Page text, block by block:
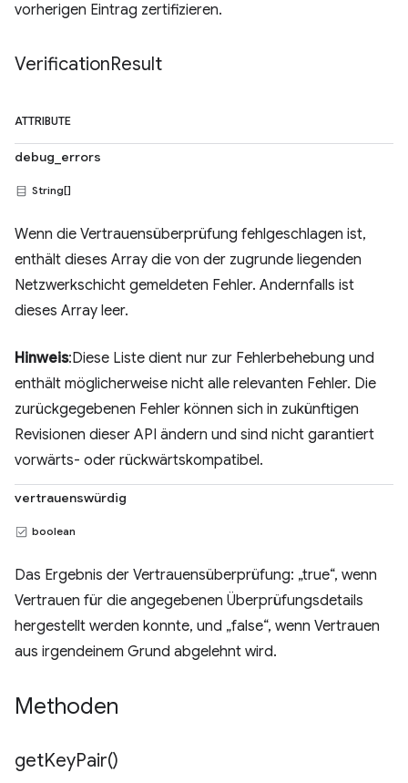
vorherigen Eintrag zertifizieren.
VerificationResult
ATTRIBUTE
debug_errors
String[]
Wenn die Vertrauensüberprüfung fehlgeschlagen ist,
enthält dieses Array die von der zugrunde liegenden
Netzwerkschicht gemeldeten Fehler. Andernfalls ist
dieses Array leer.
Hinweis:Diese Liste dient nur zur Fehlerbehebung und
enthält möglicherweise nicht alle relevanten Fehler. Die
zurückgegebenen Fehler können sich in zukünftigen
Revisionen dieser API ändern und sind nicht garantiert
vorwärts- oder rückwärtskompatibel.
vertrauenswürdig
boolean
Das Ergebnis der Vertrauensüberprüfung: „true“, wenn
Vertrauen für die angegebenen Überprüfungsdetails
hergestellt werden konnte, und „false“, wenn Vertrauen
aus irgendeinem Grund abgelehnt wird.
Methoden
getKeyPair()